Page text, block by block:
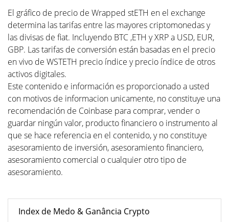
El gráfico de precio de Wrapped stETH en el exchange
determina las tarifas entre las mayores criptomonedas y
las divisas de fiat. Incluyendo BTC ,ETH y XRP a USD, EUR,
GBP. Las tarifas de conversión están basadas en el precio
en vivo de WSTETH precio índice y precio índice de otros
activos digitales.
Este contenido e información es proporcionado a usted
con motivos de informacion unicamente, no constituye una
recomendación de Coinbase para comprar, vender o
guardar ningún valor, producto financiero o instrumento al
que se hace referencia en el contenido, y no constituye
asesoramiento de inversión, asesoramiento financiero,
asesoramiento comercial o cualquier otro tipo de
asesoramiento.
Index de Medo & Ganância Crypto